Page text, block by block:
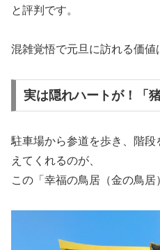
と評判です。
混雑覚悟で元旦に訪れる価値
実は隠れハートが！「
駐車場から参道を歩き、階
えてくれるのが、
この「幸福の鳥居（金の鳥居